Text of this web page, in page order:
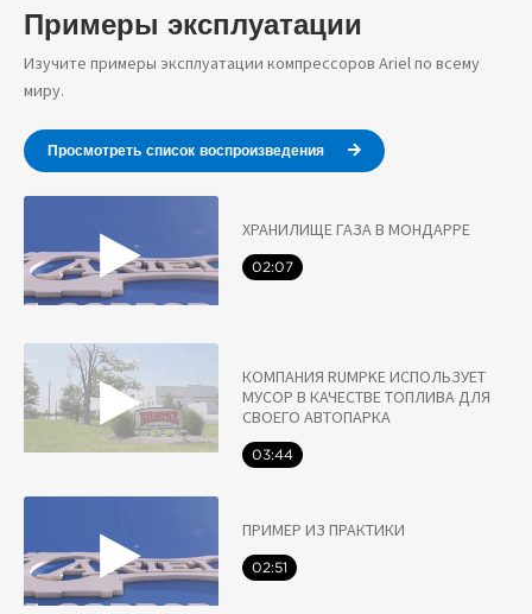
Примеры эксплуатации
Изучите примеры эксплуатации компрессоров Ariel по всему
миру.
Просмотреть список воспроизведения
ХРАНИЛИЩЕ ГАЗА В МОНДАРРЕ
02:07
КОМПАНИЯ RUMPKE ИСПОЛЬЗУЕТ
МУСОР В КАЧЕСТВЕ ТОПЛИВА ДЛЯ
СВОЕГО АВТОПАРКА
03:44
ПРИМЕР ИЗ ПРАКТИКИ
02:51